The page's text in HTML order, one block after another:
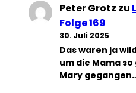
Peter Grotz zu
Folge 169
30. Juli 2025
Das waren ja
um die Mama
Mary